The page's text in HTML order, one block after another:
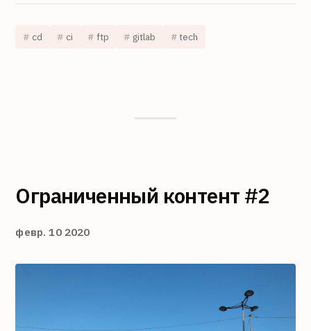
cd ci ftp gitlab tech
Ограниченный контент #2
февр. 10 2020